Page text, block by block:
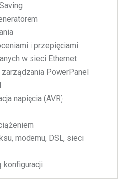
i przepięciami
w sieci Ethernet
PowerPanel
napięcia (AVR)
modemu, DSL, sieci
konfiguracji